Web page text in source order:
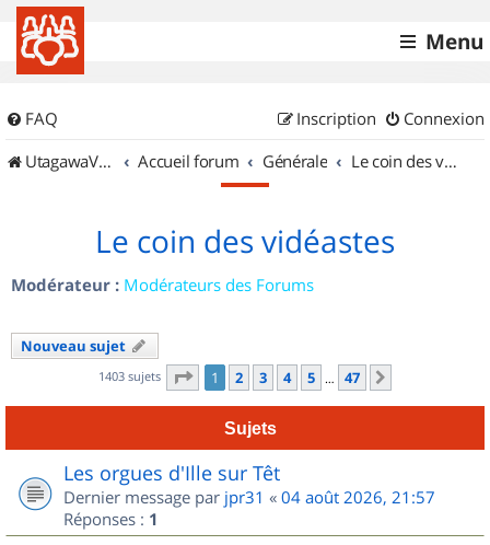
Menu
FAQ Connexion
Inscription
UtagawaVTT (Randos VTT et VTTAE avec traces GPS)
Accueil forum Générale Le coin des vidéastes
Le coin des vidéastes
Modérateur : Modérateurs des Forums
Nouveau sujet
1403 sujets Page 1sur
1 2 3 4 5 … 47
Sujets
Les orgues d'Ille sur Têt
Dernier message par jpr31 « 04 août 2026, 21:57
Réponses : 1